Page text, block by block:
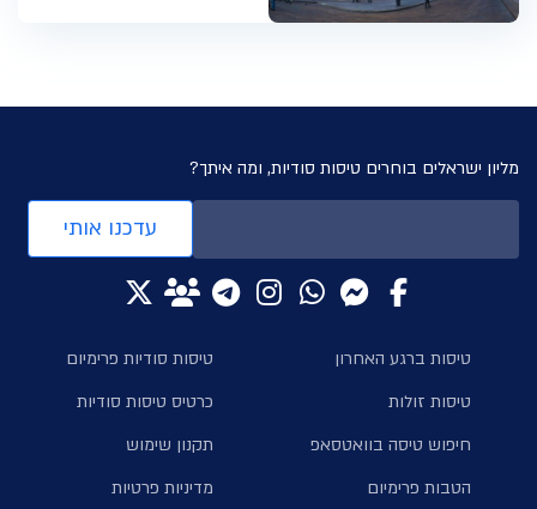
טיסות ברגע האחרון
טיסות זולות
חיפוש טיסה בוואטסאפ
הטבות פרימיום
טיסות סודיות פרימיום
כרטיס טיסות סודיות
תקנון שימוש
מדיניות פרטיות
מליון ישראלים בוחרים טיסות סודיות, ומה איתך?
עדכנו אותי